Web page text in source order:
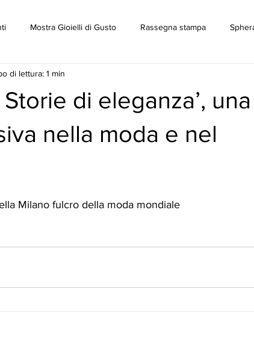
Mostra Gioielli di Gusto Rassegna stampa
di eleganza’, una
nella moda e nel
di lettura: 1 min
Milano fulcro della moda mondiale